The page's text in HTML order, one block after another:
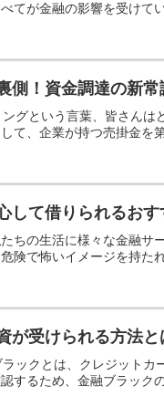
てが金融の影響を受けて
側！資金調達の新常
グという言葉、皆さん
て、企業が持つ売掛金を
して借りられるおす
ちの生活に様々な金融
険で怖いイメージを持た
が受けられる方法と
ックとは、クレジット
するため、金融ブラック